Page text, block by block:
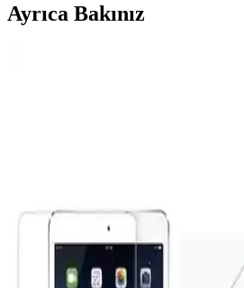
Ayrıca Bakınız
49MM Kasa ve Ekran
Fibaks markasının Apple Watch Series
tasarladığı kasa ve ekran koruyucu,
tasarımıyla cihazınızı tam koruma altına